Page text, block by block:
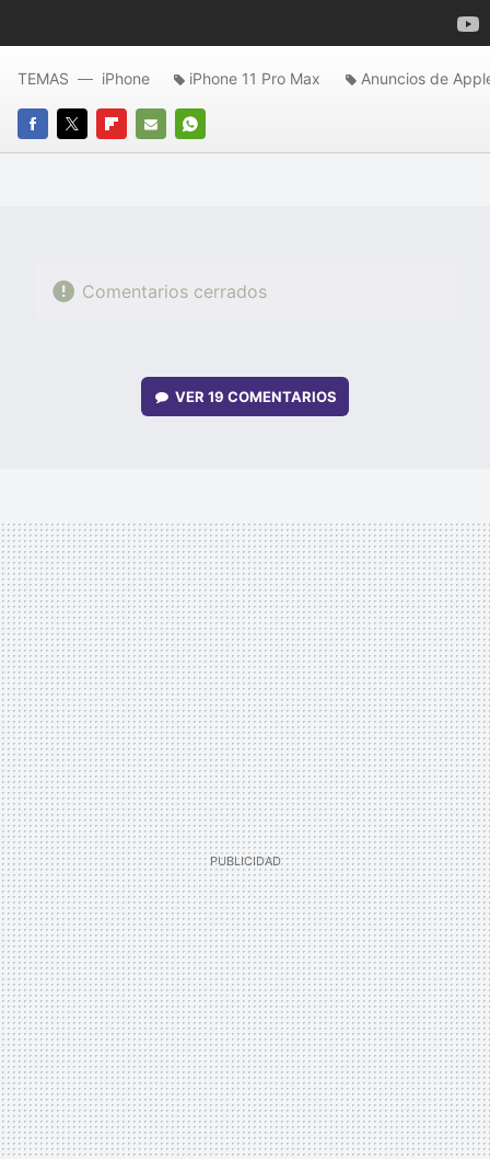
FACEBOOK
TWITTERFLIPBOARD
E-
WHATSAPP
TEMAS iPhone iPhone 11 Pro Max Anuncios de
Comentarios cerrados
VER 19 COMENTARIOS